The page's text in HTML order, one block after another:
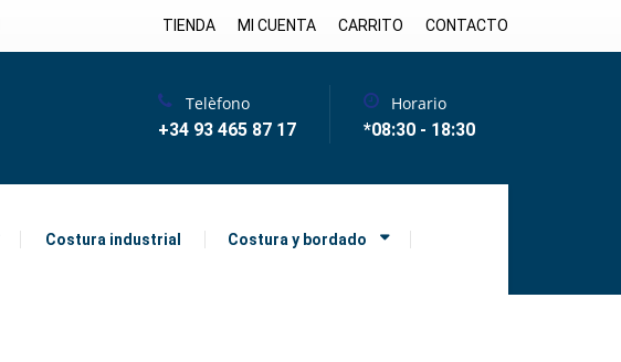
TIENDA MI CUENTA CARRITO CONTACTO
Costura industrial Costura y bordado
Telèfono
+34 93 465 87 17
Horario
*08:30 - 18:30